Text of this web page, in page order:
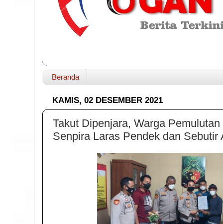
Beranda
KAMIS, 02 DESEMBER 2021
Takut Dipenjara, Warga
Senpira Laras Pendek dan Sebutir